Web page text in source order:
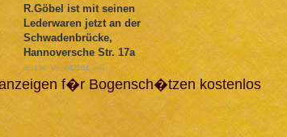
R.Göbel ist mit seinen
Lederwaren jetzt an der
Schwadenbrücke,
Hannoversche Str. 17a
id: 134 Vs: 642584 r=0
f�r Bogensch�tzen kostenlos